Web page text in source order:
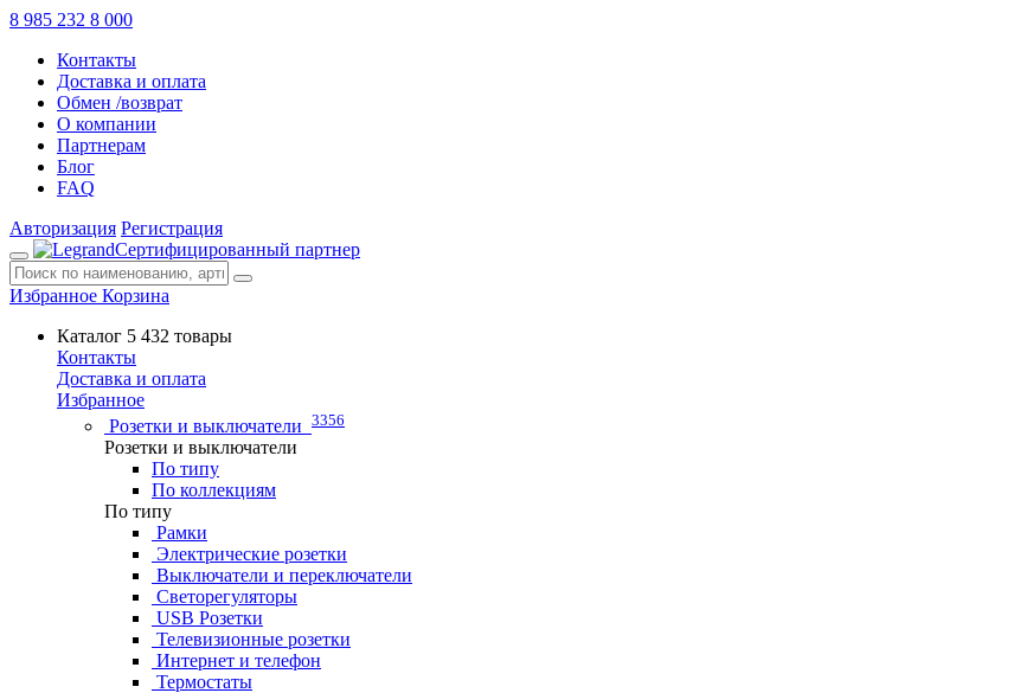
8 985 232 8 000
Контакты
Доставка и оплата
Обмен /возврат
О компании
Партнерам
Блог
FAQ
Авторизация Регистрация
Сертифицированный партнер
Избранное Корзина
Каталог 5 432 товары
Контакты
Доставка и оплата
Избранное
Розетки и выключатели 3356
Розетки и выключатели
По типу
По коллекциям
По типу
Рамки
Электрические розетки
Выключатели и переключатели
Светорегуляторы
USB Розетки
Телевизионные розетки
Интернет и телефон
Термостаты